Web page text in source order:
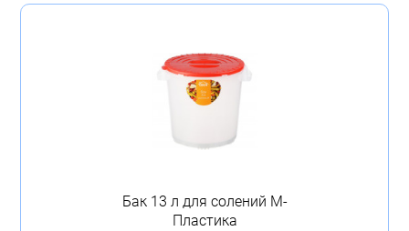
Бак 13 л для солений М-
Пластика